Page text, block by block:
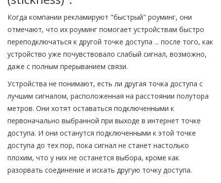
Когда компании рекламируют "быстрый" роуминг, они
отмечают, что их роуминг помогает устройствам быстро
переподключаться к другой точке доступа ... после того, как
устройство уже почувствовало слабый сигнал, возможно,
даже с полным прерыванием связи.
Устройства не понимают, есть ли другая точка доступа с
лучшим сигналом, расположенная на расстоянии полутора
метров. Они хотят оставаться подключенными к
первоначально выбранной при выходе в интернет точке
доступа. И они останутся подключенными к этой точке
доступа до тех пор, пока сигнал не станет настолько
плохим, что у них не останется выбора, кроме как
разорвать соединение и искать другую точку доступа.